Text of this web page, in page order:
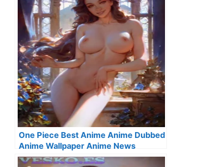
One Piece Best Anime Anime Dubbed
Anime Wallpaper Anime News